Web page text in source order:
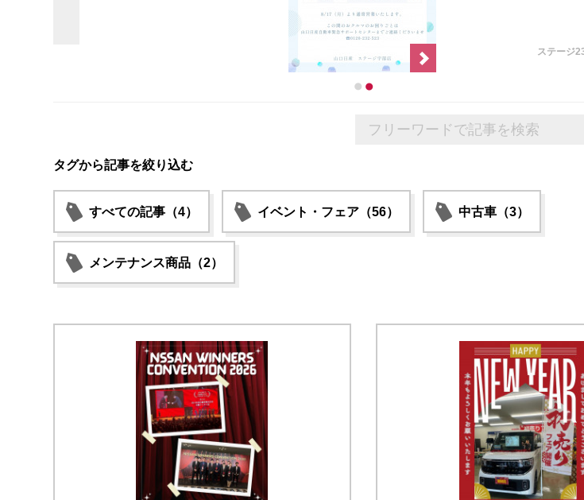
タグから記事を絞り込む
すべての記事（4） イベント・フェア（56） 中古車（3）
メンテナンス商品（2）